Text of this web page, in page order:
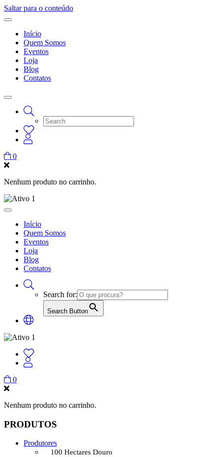
Saltar para o conteúdo
Início
Quem Somos
Eventos
Loja
Blog
Contatos
0
Nenhum produto no carrinho.
Início
Quem Somos
Eventos
Loja
Blog
Contatos
Search for:
Search Button
0
Nenhum produto no carrinho.
PRODUTOS
Produtores
100 Hectares Douro